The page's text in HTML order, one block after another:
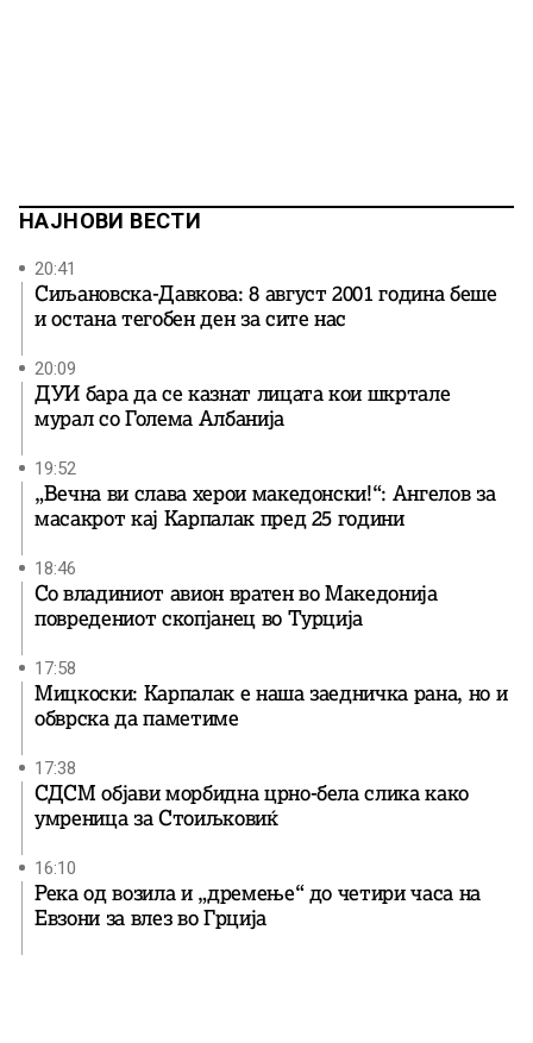
НАЈНОВИ ВЕСТИ
20:41
Сиљановска-Давкова: 8 август 2001 година беше
и остана тегобен ден за сите нас
20:09
ДУИ бара да се казнат лицата кои шкртале
мурал со Голема Албанија
19:52
„Вечна ви слава херои македонски!“: Ангелов за
масакрот кај Карпалак пред 25 години
18:46
Со владиниот авион вратен во Македонија
повредениот скопјанец во Турција
17:58
Мицкоски: Карпалак е наша заедничка рана, но и
обврска да паметиме
17:38
СДСМ објави морбидна црно-бела слика како
умреница за Стоиљковиќ
16:10
Река од возила и „дремење“ до четири часа на
Евзони за влез во Грција